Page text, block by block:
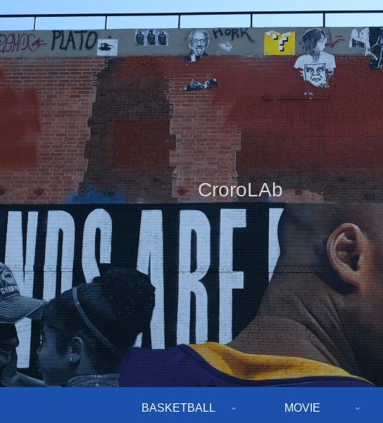
CroroLAb
BASKETBALL MOVIE